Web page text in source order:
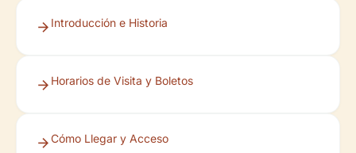
Introducción e Historia
Horarios de Visita y Boletos
Cómo Llegar y Acceso